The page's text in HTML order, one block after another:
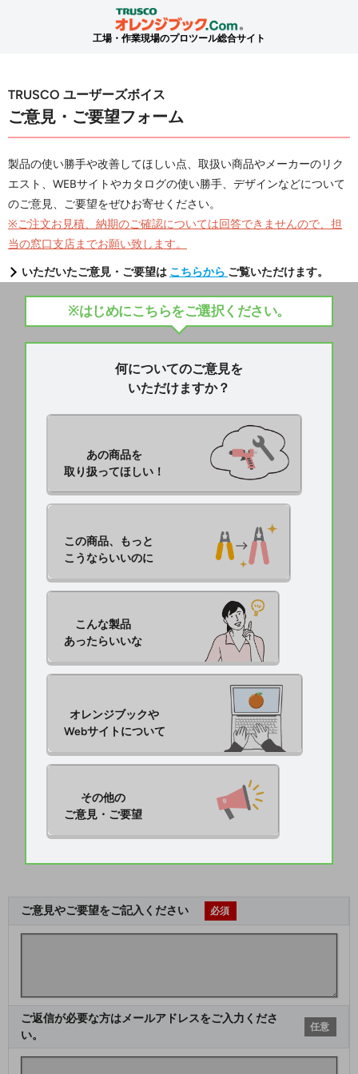
工場・作業現場のプロツール総合サイト
TRUSCO ユーザーズボイス
ご意見・ご要望フォーム
製品の使い勝手や改善してほしい点、取扱い商品やメーカーのリク
エスト、WEBサイトやカタログの使い勝手、デザインなどについて
のご意見、ご要望をぜひお寄せください。
※ご注文お見積、納期のご確認については回答できませんので、担
当の窓口支店までお願い致します。
いただいたご意見・ご要望は こちらから ご覧いただけます。
※はじめにこちらをご選択ください。
何についてのご意見を
いただけますか？
あの商品を
取り扱ってほしい！
この商品、もっと
こうならいいのに
こんな製品
あったらいいな
オレンジブックや
Webサイトについて
その他の
ご意見・ご要望
ご意見やご要望をご記入ください 必須
ご返信が必要な方はメールアドレスをご入力くださ
い。
任意